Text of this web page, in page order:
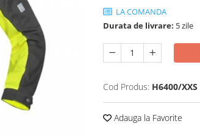
LA COMANDA
Durata de livrare: 5 zile
Cod Produs: H6400/XXS
Adauga la Favorite